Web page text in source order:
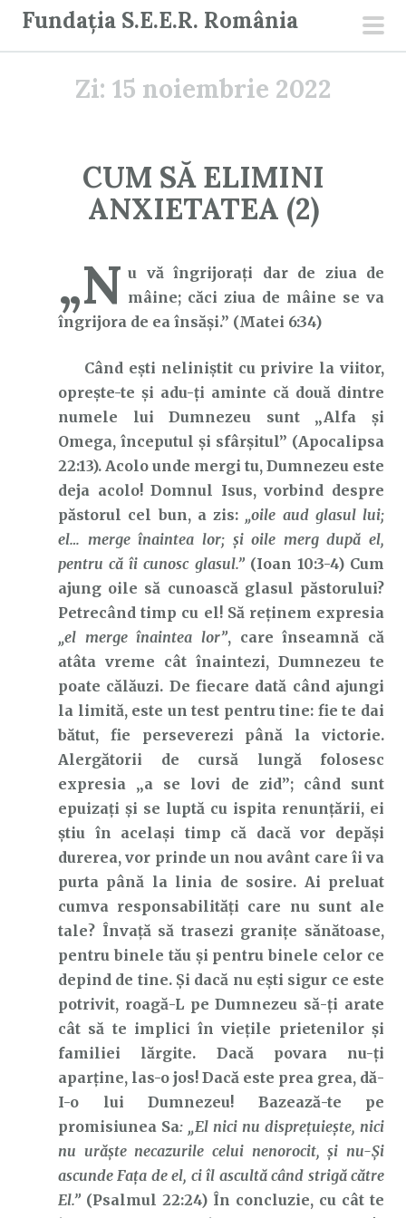
Fundația S.E.E.R. România
Zi: 15 noiembrie 2022
CUM SĂ ELIMINI
ANXIETATEA (2)
„N u vă îngrijoraţi dar de ziua de
mâine; căci ziua de mâine se va
îngrijora de ea însăşi.” (Matei 6:34)
Când ești neliniștit cu privire la viitor,
oprește-te și adu-ți aminte că două dintre
numele lui Dumnezeu sunt „Alfa și
Omega, începutul și sfârșitul” (Apocalipsa
22:13). Acolo unde mergi tu, Dumnezeu este
deja acolo! Domnul Isus, vorbind despre
păstorul cel bun, a zis: „oile aud glasul lui;
el… merge înaintea lor; şi oile merg după el,
pentru că îi cunosc glasul.”(Ioan 10:3-4) Cum
ajung oile să cunoască glasul păstorului?
Petrecând timp cu el! Să reținem expresia
„el merge înaintea lor”, care înseamnă că
atâta vreme cât înaintezi, Dumnezeu te
poate călăuzi. De fiecare dată când ajungi
la limită, este un test pentru tine: fie te dai
bătut, fie perseverezi până la victorie.
Alergătorii de cursă lungă folosesc
expresia „a se lovi de zid”; când sunt
epuizați și se luptă cu ispita renunțării, ei
știu în același timp că dacă vor depăși
durerea, vor prinde un nou avânt care îi va
purta până la linia de sosire. Ai preluat
cumva responsabilități care nu sunt ale
tale? Învață să trasezi granițe sănătoase,
pentru binele tău și pentru binele celor ce
depind de tine. Și dacă nu ești sigur ce este
potrivit, roagă-L pe Dumnezeu să-ți arate
cât să te implici în viețile prietenilor și
familiei lărgite. Dacă povara nu-ți
aparține, las-o jos! Dacă este prea grea, dă-
I-o lui Dumnezeu! Bazează-te pe
promisiunea Sa: „El nici nu dispreţuieşte, nici
nu urăşte necazurile celui nenorocit, şi nu-Şi
ascunde Faţa de el, ci îl ascultă când strigă către
El.” (Psalmul 22:24) În concluzie, cu cât te